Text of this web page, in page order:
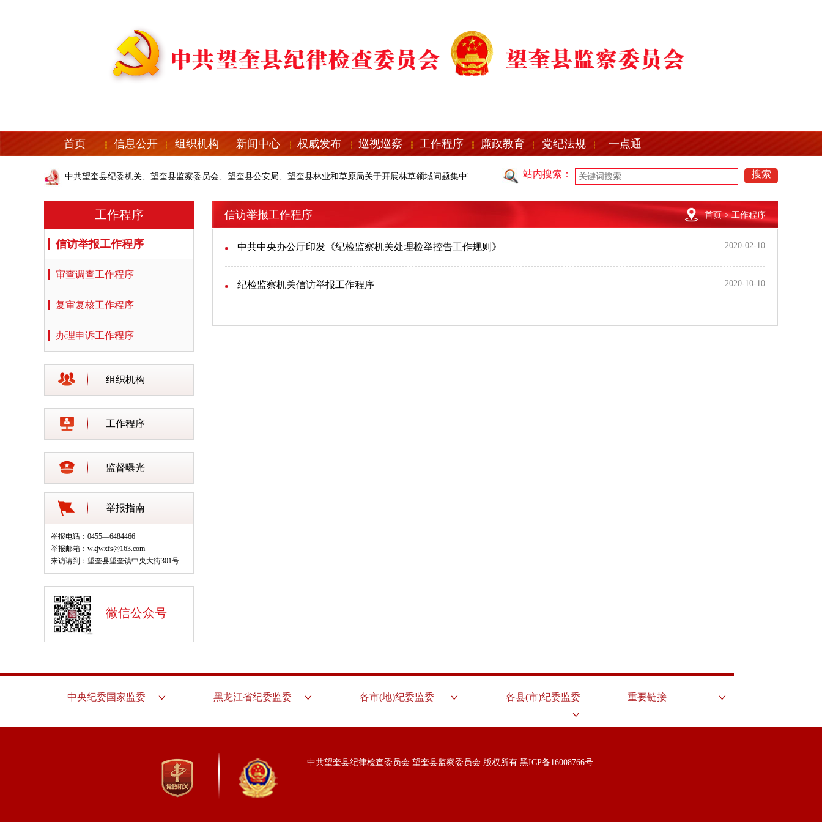
首页 信息公开 组织机构 新闻中心 权威发布 巡视巡察 工作程序 廉政教育 党纪法规 一点通
中共望奎县纪委机关、望奎县监察委员会、望奎县公安局、望奎县林业和草原局关于开展林草领域问题集中整治的通告 县纪委监委严明“五一”期间有关纪律要求
望奎县2021年公开招聘县纪委监委所属
县纪委监委严明“五一”期间有关纪律要求 望奎县2021年公开招聘县纪委监委所属
站内搜索： 搜索
工作程序
信访举报工作程序
审查调查工作程序
复审复核工作程序
办理申诉工作程序
组织机构
工作程序
监督曝光
举报指南
举报电话：0455—6484466
举报邮箱：wkjwxfs@163.com
来访请到：望奎县望奎镇中央大街301号
微信公众号
信访举报工作程序 首页> 工作程序
中共中央办公厅印发《纪检监察机关处理检举控告工作规则》 2020-02-10
纪检监察机关信访举报工作程序 2020-10-10
中央纪委国家监委 黑龙江省纪委监委 各市(地)纪委监委 各县(市)纪委监委 重要链接
中共望奎县纪律检查委员会 望奎县监察委员会 版权所有 黑ICP备16008766号